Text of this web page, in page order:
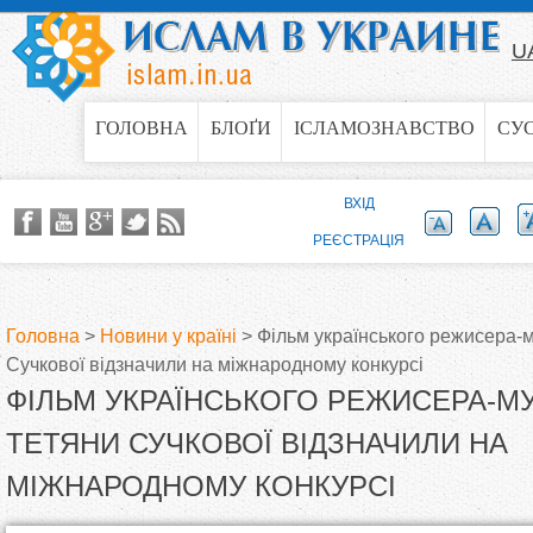
Jump to navigation
ГОЛОВНА БЛОҐИ ІСЛАМОЗНАВСТВО
В
и
є
Головна > Новини у країні > Фільм українського
Сучкової відзначили на міжнародному конкурсі
ФІЛЬМ УКРАЇНСЬКОГО РЕЖИСЕРА-
ТЕТЯНИ СУЧКОВОЇ ВІДЗНАЧИЛИ НА
МІЖНАРОДНОМУ КОНКУРСІ
ВХІД
РЕЄСТРАЦІЯ